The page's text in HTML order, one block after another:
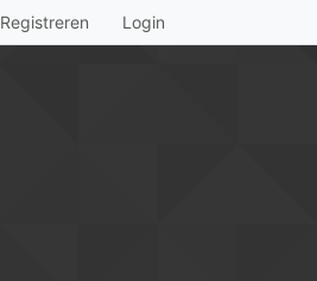
Registreren Login